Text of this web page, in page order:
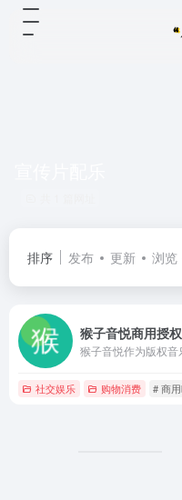
排序 发布 更新 浏览
猴子音悦商用授
社交娱乐 购物消费 # 商